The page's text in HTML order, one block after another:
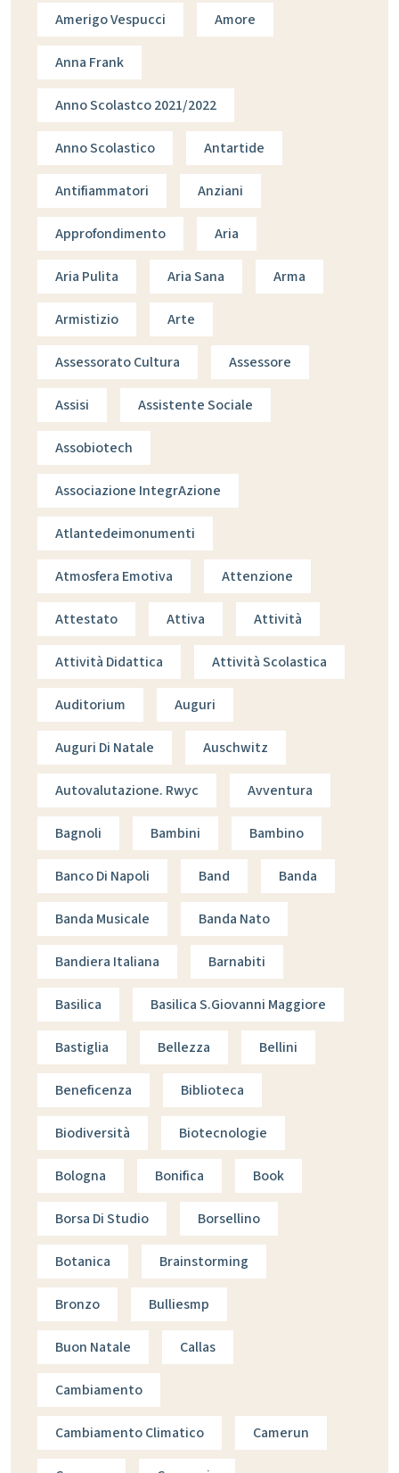
Amerigo Vespucci Amore
Anna Frank
Anno Scolastco 2021/2022
Anno Scolastico Antartide
Antifiammatori Anziani
Approfondimento Aria
Aria Pulita Aria Sana Arma
Armistizio Arte
Assessorato Cultura Assessore
Assisi Assistente Sociale
Assobiotech
Associazione IntegrAzione
Atlantedeimonumenti
Atmosfera Emotiva Attenzione
Attestato Attiva Attività
Attività Didattica Attività Scolastica
Auditorium Auguri
Auguri Di Natale Auschwitz
Autovalutazione. Rwyc Avventura
Bagnoli Bambini Bambino
Banco Di Napoli Band Banda
Banda Musicale Banda Nato
Bandiera Italiana Barnabiti
Basilica Basilica S.giovanni Maggiore
Bastiglia Bellezza Bellini
Beneficenza Biblioteca
Biodiversità Biotecnologie
Bologna Bonifica Book
Borsa Di Studio Borsellino
Botanica Brainstorming
Bronzo Bulliesmp
Buon Natale Callas
Cambiamento
Cambiamento Climatico Camerun